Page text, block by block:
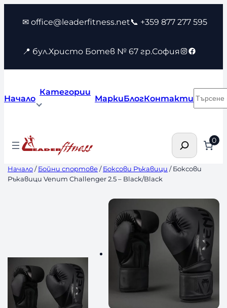
съдържанието
✉ office@leaderfitness.net📞 +359 877 277 595
📍 бул.Христо Ботев № 67 гр.София Instagram
Facebook
Начало
Категории
МаркиБлогКонтакти
Търсене 0
Начало/Бойни спортове/Боксови Ръкавици / Боксови
Ръкавици Venum Challenger 2.5 – Black/Black